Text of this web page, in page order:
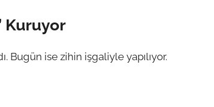
Kuruyor
Bugün ise zihin işgaliyle yapılıyor.